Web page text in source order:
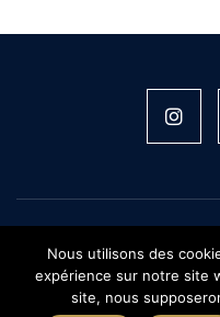
Nous utilisons des
expérience sur notre site
site, nous